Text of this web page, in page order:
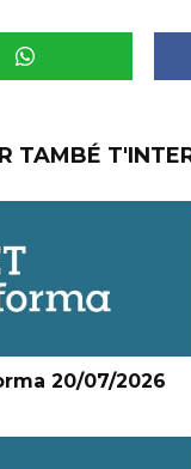
TAMBÉ
20/07/2026